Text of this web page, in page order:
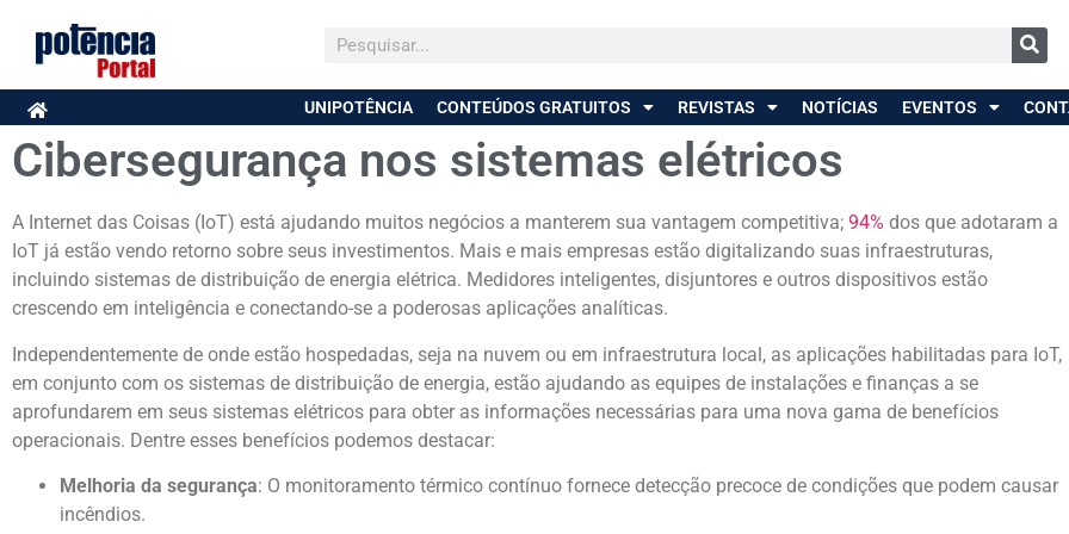
UNIPOTÊNCIA CONTEÚDOS GRATUITOS REVISTAS NOTÍCIAS EVENTOS
Cibersegurança nos sistemas elétricos
A Internet das Coisas (IoT) está ajudando muitos negócios a manterem sua vantagem competitiva; 94% dos que adotaram a
IoT já estão vendo retorno sobre seus investimentos. Mais e mais empresas estão digitalizando suas infraestruturas,
incluindo sistemas de distribuição de energia elétrica. Medidores inteligentes, disjuntores e outros dispositivos estão
crescendo em inteligência e conectando-se a poderosas aplicações analíticas.
Independentemente de onde estão hospedadas, seja na nuvem ou em infraestrutura local, as aplicações habilitadas para IoT,
em conjunto com os sistemas de distribuição de energia, estão ajudando as equipes de instalações e finanças a se
aprofundarem em seus sistemas elétricos para obter as informações necessárias para uma nova gama de benefícios
operacionais. Dentre esses benefícios podemos destacar:
Melhoria da segurança: O monitoramento térmico contínuo fornece detecção precoce de condições que podem causar
incêndios.